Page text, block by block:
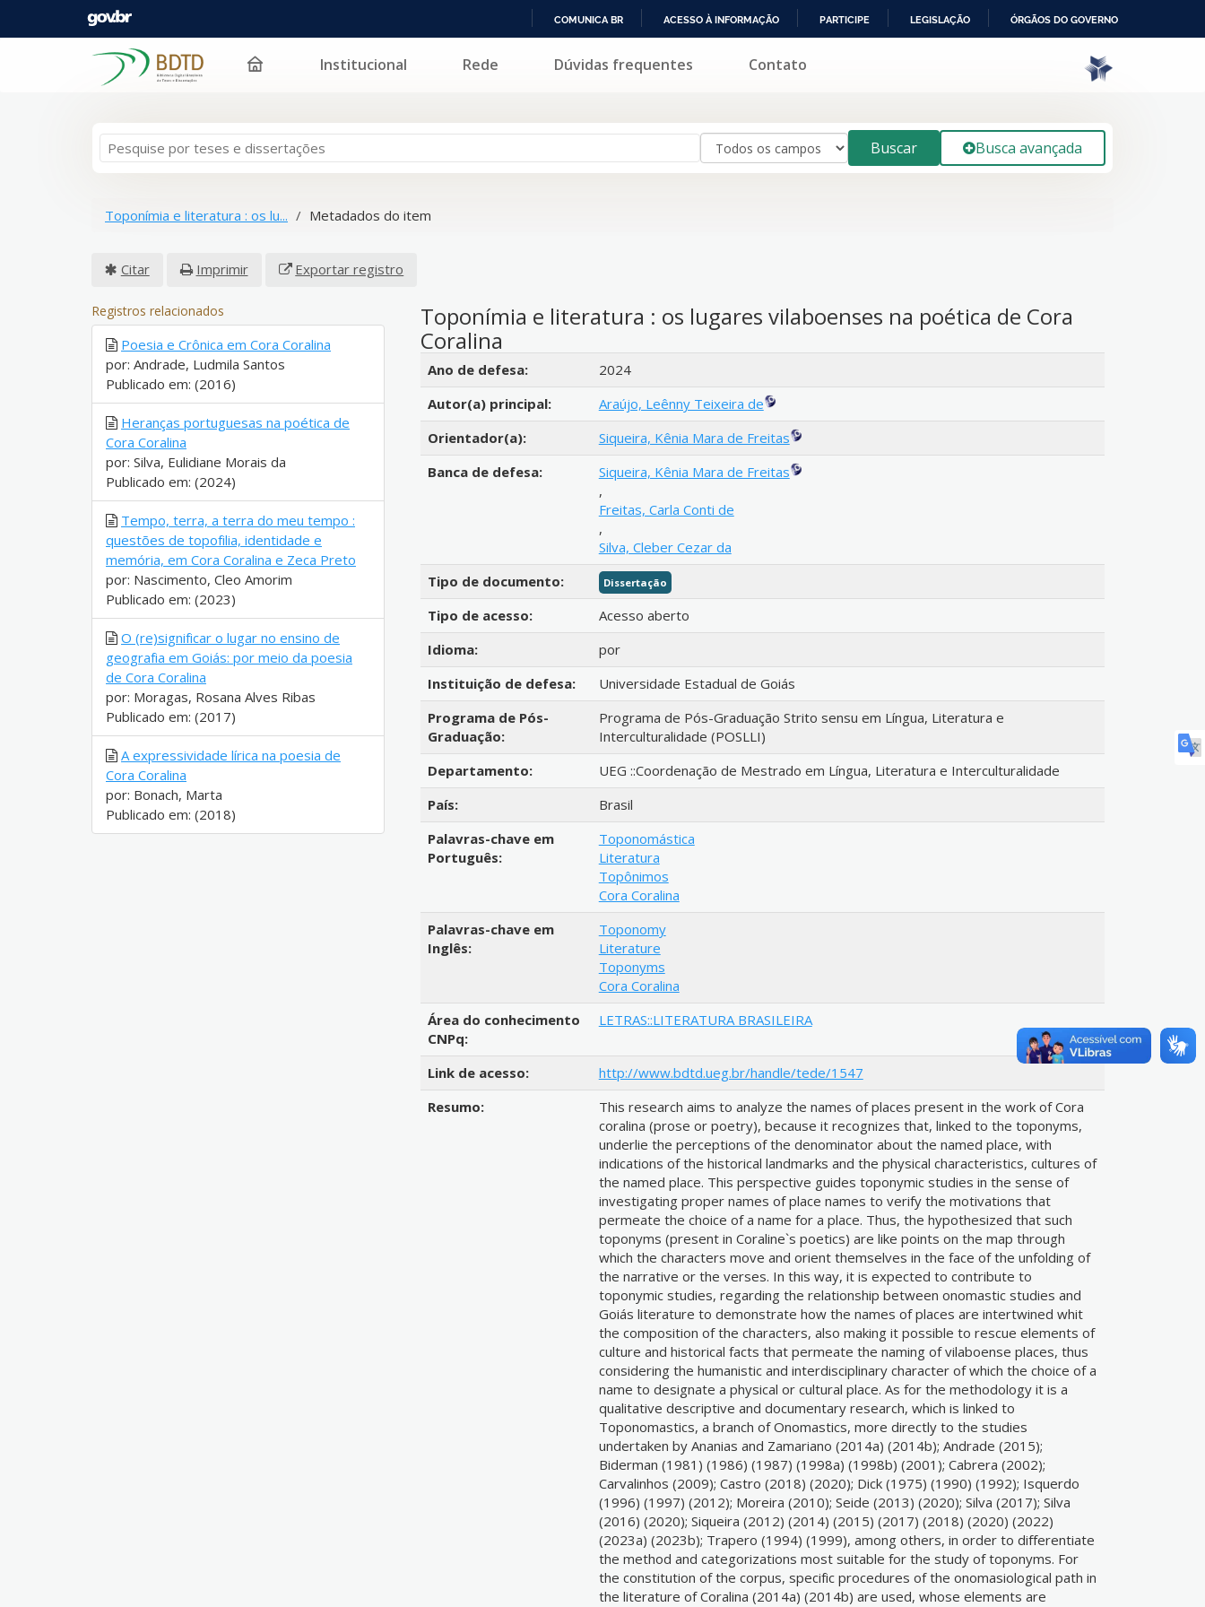
PARA
COMUNICA BR ACESSO À INFORMAÇÃO PARTICIPE LEGISLAÇÃO ÓRGÃOS DO GOVERNO
Pular para o conteúdo Institucional Rede Dúvidas frequentes Contato
Buscar Busca avançada
Toponímia e literatura : os lu... Metadados do item
Citar Imprimir Exportar registro
Toponímia e literatura : os lugares vilaboenses na poética de Cora
Coralina
Detalhes bibliográficos
Ano de defesa:
2024
Autor(a) principal:
Araújo, Leênny Teixeira de
Orientador(a):
Siqueira, Kênia Mara de Freitas
Banca de defesa:
Siqueira, Kênia Mara de Freitas
,
Freitas, Carla Conti de
,
Silva, Cleber Cezar da
Tipo de documento:
Dissertação
Tipo de acesso:
Acesso aberto
Idioma:
por
Instituição de defesa:
Universidade Estadual de Goiás
Programa de Pós-
Graduação:
Programa de Pós-Graduação Strito sensu em Língua, Literatura e
Interculturalidade (POSLLI)
Departamento:
UEG ::Coordenação de Mestrado em Língua, Literatura e Interculturalidade
País:
Brasil
Palavras-chave em
Português:
Toponomástica
Literatura
Topônimos
Cora Coralina
Palavras-chave em
Inglês:
Toponomy
Literature
Toponyms
Cora Coralina
Área do conhecimento
CNPq:
LETRAS::LITERATURA BRASILEIRA
Link de acesso:
http://www.bdtd.ueg.br/handle/tede/1547
Resumo:
This research aims to analyze the names of places present in the work of Cora
coralina (prose or poetry), because it recognizes that, linked to the toponyms,
underlie the perceptions of the denominator about the named place, with
indications of the historical landmarks and the physical characteristics, cultures of
the named place. This perspective guides toponymic studies in the sense of
investigating proper names of place names to verify the motivations that
permeate the choice of a name for a place. Thus, the hypothesized that such
toponyms (present in Coraline`s poetics) are like points on the map through
which the characters move and orient themselves in the face of the unfolding of
the narrative or the verses. In this way, it is expected to contribute to
toponymic studies, regarding the relationship between onomastic studies and
Goiás literature to demonstrate how the names of places are intertwined whit
the composition of the characters, also making it possible to rescue elements of
culture and historical facts that permeate the naming of vilaboense places, thus
considering the humanistic and interdisciplinary character of which the choice of a
name to designate a physical or cultural place. As for the methodology it is a
qualitative descriptive and documentary research, which is linked to
Toponomastics, a branch of Onomastics, more directly to the studies
undertaken by Ananias and Zamariano (2014a) (2014b); Andrade (2015);
Biderman (1981) (1986) (1987) (1998a) (1998b) (2001); Cabrera (2002);
Carvalinhos (2009); Castro (2018) (2020); Dick (1975) (1990) (1992); Isquerdo
(1996) (1997) (2012); Moreira (2010); Seide (2013) (2020); Silva (2017); Silva
(2016) (2020); Siqueira (2012) (2014) (2015) (2017) (2018) (2020) (2022)
(2023a) (2023b); Trapero (1994) (1999), among others, in order to differentiate
the method and categorizations most suitable for the study of toponyms. For
the constitution of the corpus, specific procedures of the onomasiological path in
the literature of Coralina (2014a) (2014b) are used, whose elements are
Registros relacionados
Poesia e Crônica em Cora Coralina
por: Andrade, Ludmila Santos
Publicado em: (2016)
Heranças portuguesas na poética de
Cora Coralina
por: Silva, Eulidiane Morais da
Publicado em: (2024)
Tempo, terra, a terra do meu tempo :
questões de topofilia, identidade e
memória, em Cora Coralina e Zeca Preto
por: Nascimento, Cleo Amorim
Publicado em: (2023)
O (re)significar o lugar no ensino de
geografia em Goiás: por meio da poesia
de Cora Coralina
por: Moragas, Rosana Alves Ribas
Publicado em: (2017)
A expressividade lírica na poesia de
Cora Coralina
por: Bonach, Marta
Publicado em: (2018)